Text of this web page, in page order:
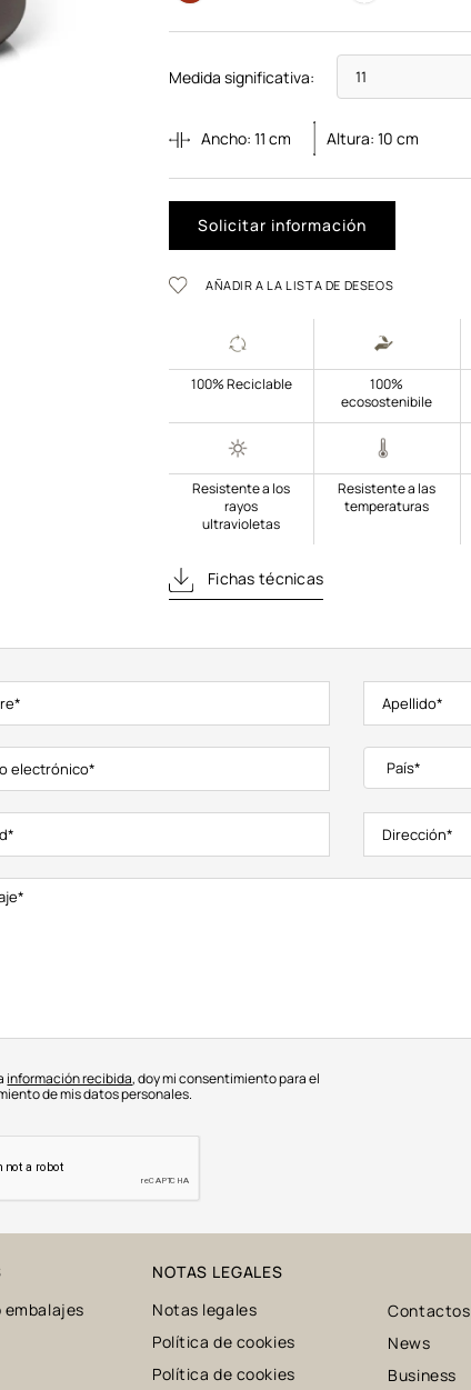
Medida significativa:
Ancho: 11 cm Altura:10 cm
Solicitar información
AÑADIR A LA LISTA DE DESEOS
100% Reciclable
100%
ecosostenibile
Resistente a los
rayos
ultravioletas
Resistente a las
temperaturas
Fichas técnicas
información recibida, doy mi consentimiento para el
de mis datos personales.
NOTAS LEGALES
Notas legales
Política de cookies
Política de cookies
Contactos
News
Business